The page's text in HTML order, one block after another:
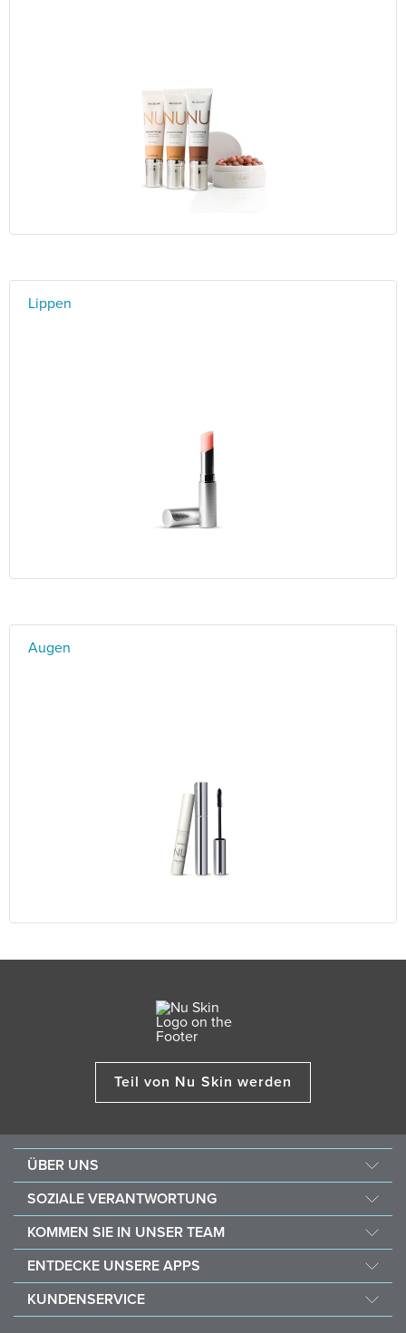
Lippen
Augen
Teil von Nu Skin werden
ÜBER UNS
Jobs & Karriere
SOZIALE VERANTWORTUNG
Force for Good
Kaufe und spende mit Vitameal
KOMMEN SIE IN UNSER TEAM
Finanzielle Vergütung
Richtlinien
ENTDECKE UNSERE APPS
Stela
KUNDENSERVICE